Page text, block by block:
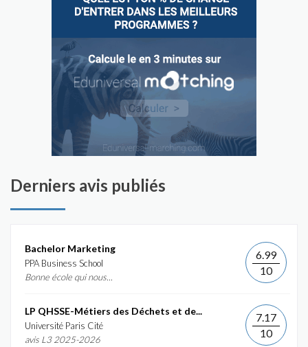
Derniers avis publiés
Bachelor Marketing
PPA Business School
Bonne école qui nous...
6.99
10
LP QHSSE-Métiers des Déchets et de...
Université Paris Cité
avis L3 2025-2026
7.17
10